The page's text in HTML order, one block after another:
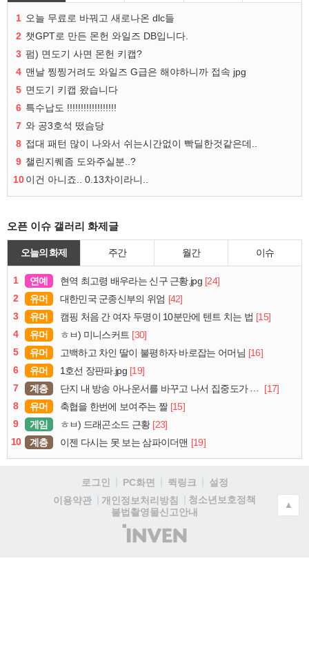
1 오늘 무료로 바꿔고 새로나온 dlc들
2 챗GPT로 만든 몬헌 와일즈 DB입니다.
3 펌) 면도기 사면 몬헌 키캡?
4 맨날 찡찡거려도 와일즈 G급은 해야하니까 접속 jpg
5 면도기 키캡 왔습니다
6 특수납도 !!!!!!!!!!!!!!!!!!
7 와 공3호석 떴슴당
8 접대 패턴 많이 나와서 쉬는시간없이 빡딜한것같은데..
9 챌린지퀘좀 도와주실분..?
10이건 아니죠.. 0.13차이라니..
오픈 이슈 갤러리 화제글
오늘의 화제 주간 월간 이슈
1 연예 현역 최고령 배우라는 신구 근황.jpg [24]
2
유머 대한민국 군종신부의 위엄 [42]
3
유머 캠핑 처음 간 여자 두명이 10분만에 텐트 치는 법 [15]
4
유머 ㅎㅂ) 미니스커트 [30]
5
유머 고백하고 차인 딸이 불평하자 바로잡는 어머님 [16]
6
유머 1호선 장판파.jpg [19]
7
계층 단지 내 방송 아나운서를 바꾸고 나서 집중도가 확 올라갔다는 한 아파트의 안내방송
[17]
8
유머 축협을 한번에 보여주는 짤 [15]
9
게임 ㅎㅂ) 드래곤소드 근황 [23]
10
계층 이젠 다시는 못 보는 삼파이더맨 [19]
로그인 PC화면 퀵링크
설정
이용약관
개인정보처리방침
청소년보호정책
불법촬영물신고안내
(주)
인
▲